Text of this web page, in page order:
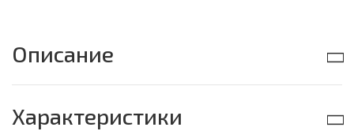
Описание
Характеристики